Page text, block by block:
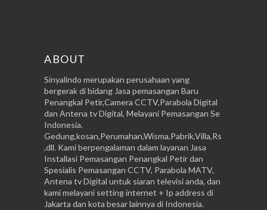
ABOUT
Sinyalindo merupakan perusahaan yang
bergerak di bidang Jasa pemasangan Baru
Penangkal Petir,Camera CCTV,Parabola Digital
dan Antena tv Digital, Melayani Pemasangan Se
Indonesia.
Gedung,kosan,Perumahan,Wisma,Pabrik,Villa,Rs
,dll. Kami berpengalaman dalam layanan Jasa
Installasi Pemasangan Penangkal Petir dan
Spesialis Pemasangan CCTV, Parabola MATV,
Antena tv Digital untuk siaran televisi anda, dan
kami melayani setting internet + Ip address di
Jakarta dan kota besar lainnya di Indonesia.